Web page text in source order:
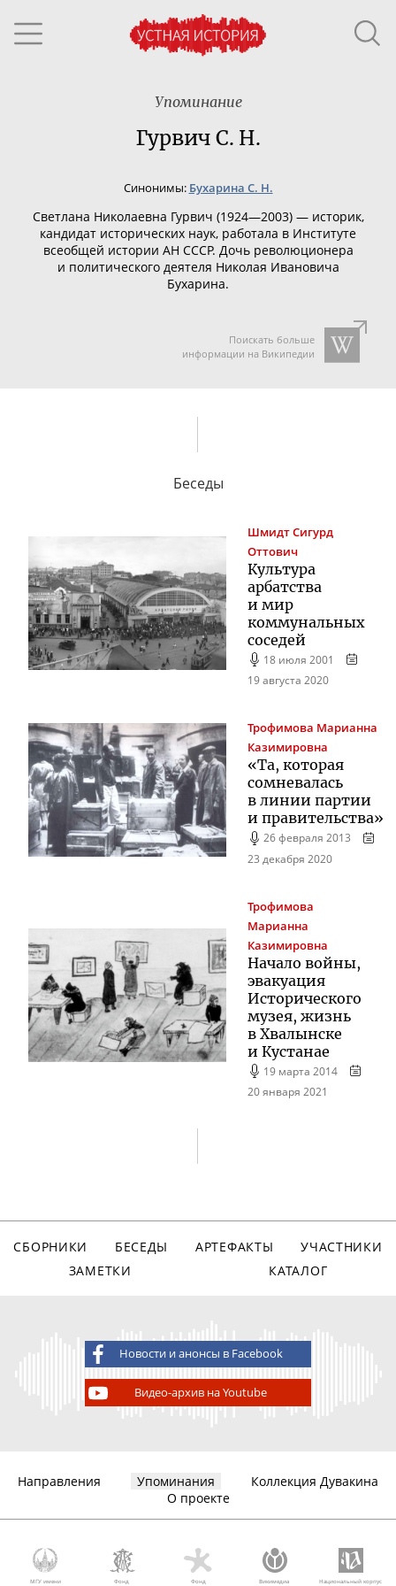
Упоминание
Гурвич С. Н.
Синонимы: Бухарина С. Н.
Светлана Николаевна Гурвич (1924—2003) — историк,
кандидат исторических наук, работала в Институте
всеобщей истории АН СССР. Дочь революционера
и политического деятеля Николая Ивановича
Бухарина.
Поискать больше
информации на Википедии
Беседы
ШмидтСигурд
Оттович
Культура
арбатства
и мир
коммунальных
соседей
18 июля 2001
19 августа 2020
Трофимова Марианна
Казимировна
«Та, которая
сомневалась
в линии партии
и правительства»
26 февраля 2013
23 декабря 2020
Трофимова
Марианна
Казимировна
Начало войны,
эвакуация
Исторического
музея, жизнь
в Хвалынске
и Кустанае
19 марта 2014
20 января 2021
СБОРНИКИ БЕСЕДЫ АРТЕФАКТЫ
УЧАСТНИКИ
ЗАМЕТКИ
КАТАЛОГ
Новости и анонсы в Facebook
Видео-архив на Youtube
Направления Упоминания
Коллекция Дувакина
О проекте
МГУ имени
Фонд
Фонд
Викимедиа
Национальный корпус